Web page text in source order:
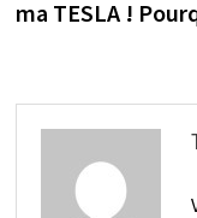
ma TESLA !